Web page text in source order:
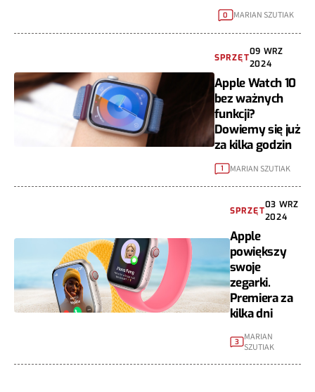
0 MARIAN SZUTIAK
SPRZĘT
09 WRZ
2024
Apple Watch 10
bez ważnych
funkcji?
Dowiemy się już
za kilka godzin
1 MARIAN SZUTIAK
SPRZĘT
03 WRZ
2024
Apple
powiększy
swoje
zegarki.
Premiera za
kilka dni
3
MARIAN
SZUTIAK